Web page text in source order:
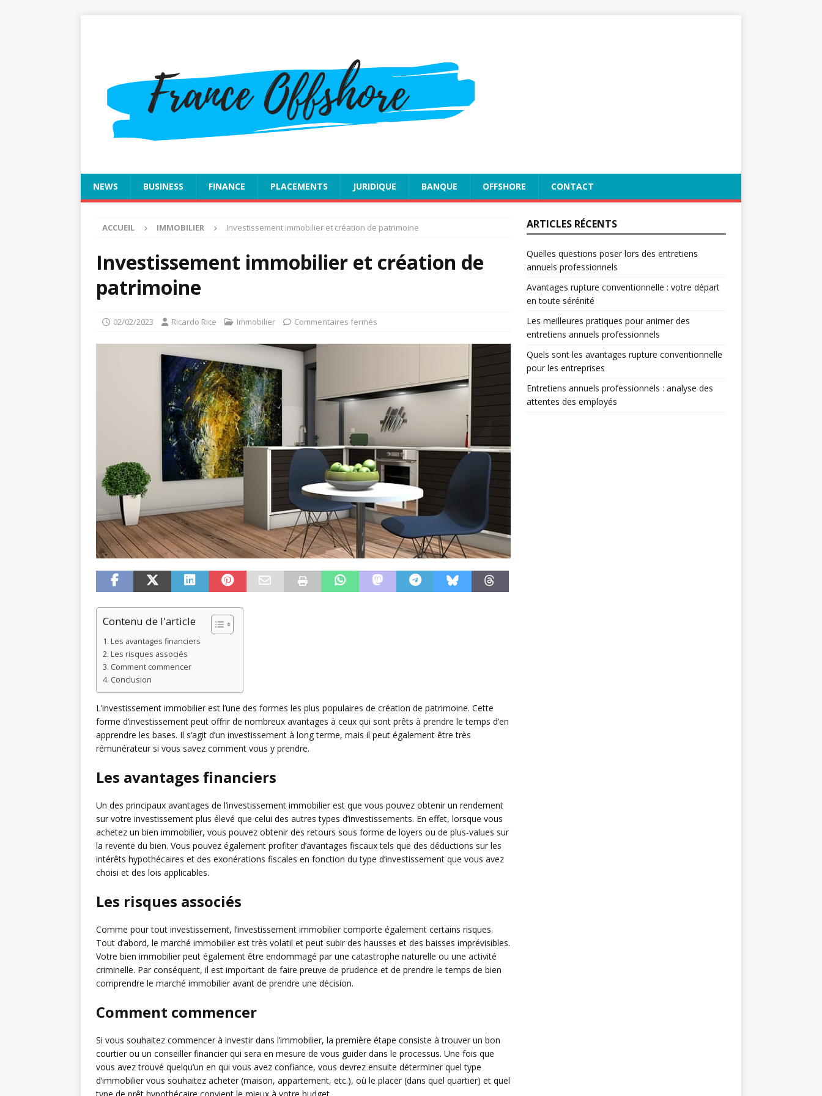
NEWS BUSINESS FINANCE PLACEMENTS JURIDIQUE BANQUE OFFSHORE CONTACT
ACCUEIL IMMOBILIER Investissement immobilier et création de patrimoine
Investissement immobilier et création de
patrimoine
02/02/2023 Ricardo Rice Immobilier Commentaires fermés
Contenu de l'article
Les avantages financiers
Les risques associés
Comment commencer
Conclusion
L’investissement immobilier est l’une des formes les plus populaires de création de patrimoine. Cette
forme d’investissement peut offrir de nombreux avantages à ceux qui sont prêts à prendre le temps d’en
apprendre les bases. Il s’agit d’un investissement à long terme, mais il peut également être très
rémunérateur si vous savez comment vous y prendre.
Les avantages financiers
Un des principaux avantages de l’investissement immobilier est que vous pouvez obtenir un rendement
sur votre investissement plus élevé que celui des autres types d’investissements. En effet, lorsque vous
achetez un bien immobilier, vous pouvez obtenir des retours sous forme de loyers ou de plus-values sur
la revente du bien. Vous pouvez également profiter d’avantages fiscaux tels que des déductions sur les
intérêts hypothécaires et des exonérations fiscales en fonction du type d’investissement que vous avez
choisi et des lois applicables.
Les risques associés
Comme pour tout investissement, l’investissement immobilier comporte également certains risques.
Tout d’abord, le marché immobilier est très volatil et peut subir des hausses et des baisses imprévisibles.
Votre bien immobilier peut également être endommagé par une catastrophe naturelle ou une activité
criminelle. Par conséquent, il est important de faire preuve de prudence et de prendre le temps de bien
comprendre le marché immobilier avant de prendre une décision.
Comment commencer
Si vous souhaitez commencer à investir dans l’immobilier, la première étape consiste à trouver un bon
courtier ou un conseiller financier qui sera en mesure de vous guider dans le processus. Une fois que
vous avez trouvé quelqu’un en qui vous avez confiance, vous devrez ensuite déterminer quel type
d’immobilier vous souhaitez acheter (maison, appartement, etc.), où le placer (dans quel quartier) et quel
type de prêt hypothécaire convient le mieux à votre budget.
ARTICLES RÉCENTS
Quelles questions poser lors des entretiens
annuels professionnels
Avantages rupture conventionnelle : votre départ
en toute sérénité
Les meilleures pratiques pour animer des
entretiens annuels professionnels
Quels sont les avantages rupture conventionnelle
pour les entreprises
Entretiens annuels professionnels : analyse des
attentes des employés